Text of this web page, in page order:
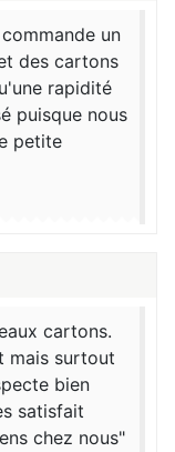
un
des cartons
rapidité
puisque nous
petite
cartons.
mais surtout
bien
satisfait
chez nous"